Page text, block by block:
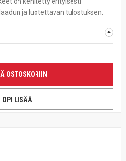
ja luotettavan tulostuksen.
OSTOSKORIIN
OPI LISÄÄ